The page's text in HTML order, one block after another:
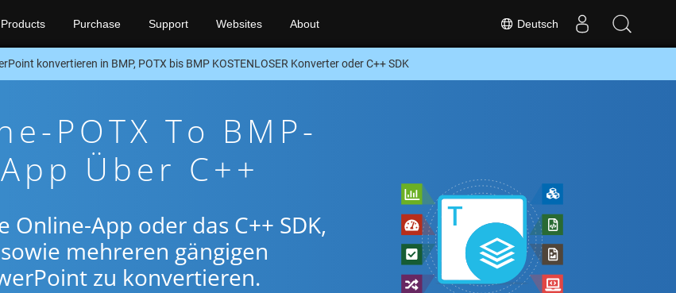
Deutsch
Products Purchase Support Websites About
konvertieren in BMP, POTX bis BMP KOSTENLOSER Konverter oder C++ SDK
POTX To BMP-
Über C++
App oder das C++ SDK,
mehreren gängigen
zu konvertieren.